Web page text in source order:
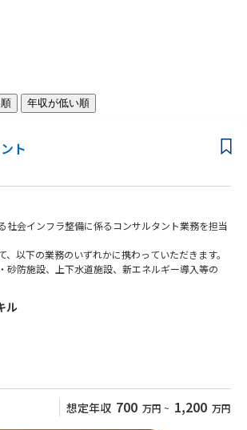
年収が低い順
ト
社会インフラ整備に係るコンサルタント業務を担当
、以下の業務のいずれかに携わっていただきます。
防施設、上下水道施設、新エネルギー導入等の
ら実施設計、景観設計 等
ル
想定年収 700 万円 ~ 1,200 万円